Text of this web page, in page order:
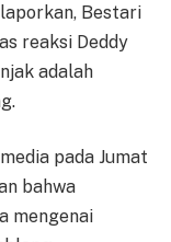
Bestari
reaksi Deddy
adalah
pada Jumat
bahwa
mengenai